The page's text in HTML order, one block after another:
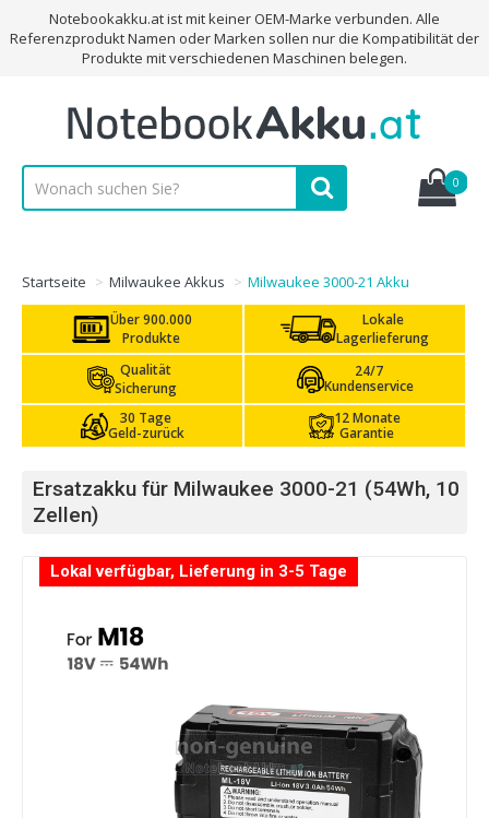
Notebookakku.at ist mit keiner OEM-Marke verbunden. Alle
Referenzprodukt Namen oder Marken sollen nur die Kompatibilität der
Produkte mit verschiedenen Maschinen belegen.
0
Startseite Milwaukee Akkus Milwaukee 3000-21 Akku
Über 900.000
Produkte
Lokale
Lagerlieferung
Qualität
Sicherung
24/7
Kundenservice
30 Tage
Geld-zurück
12 Monate
Garantie
Ersatzakku für Milwaukee 3000-21 (54Wh, 10
Zellen)
Lokal verfügbar, Lieferung in 3-5 Tage